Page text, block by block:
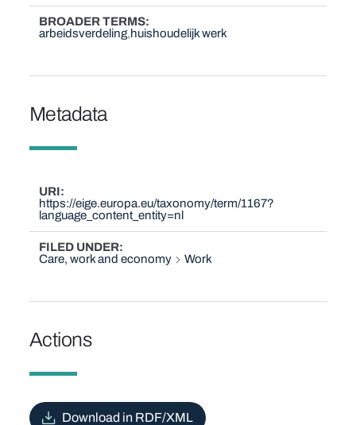
BROADER TERMS
arbeidsverdeling huishoudelijk werk
Metadata
URI
https://eige.europa.eu/taxonomy/term/1167?
language_content_entity=nl
FILED UNDER
Care, work and economy
Work
Actions
Download in RDF/XML